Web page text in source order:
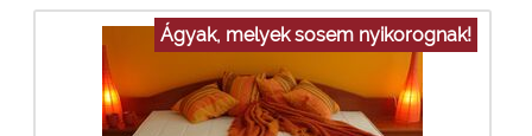
Ágyak, melyek sosem nyikorognak!